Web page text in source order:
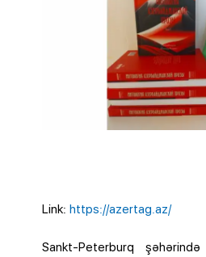
Link: https://azertag.az/
Sankt-Peterburq